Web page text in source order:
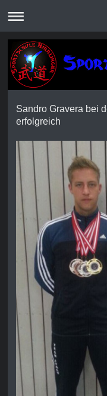
Sandro Gravera bei
erfolgreich